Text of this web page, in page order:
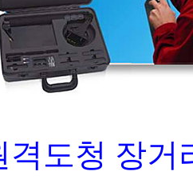
격도청 장거